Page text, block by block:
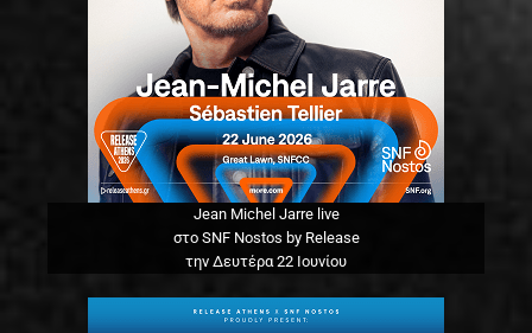
Jean Michel Jarre live
στο SNF Nostos by Release
την Δευτέρα 22 Ιουνίου